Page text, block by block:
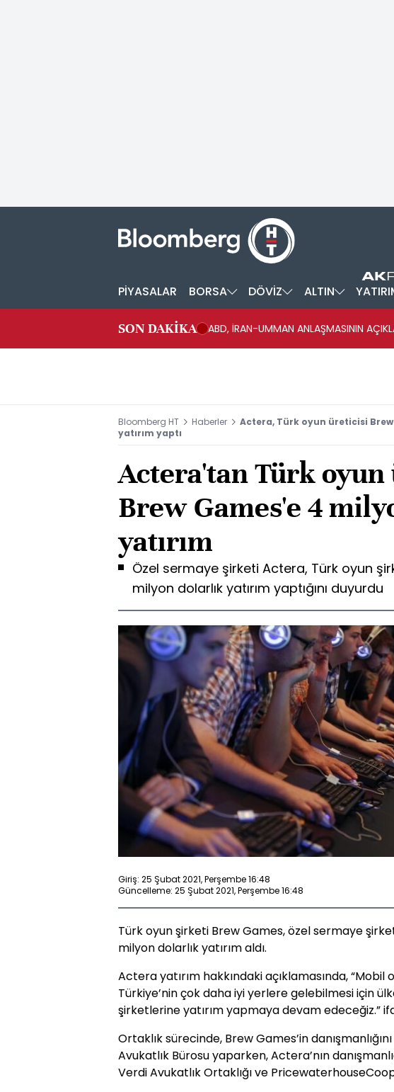
PİYASALAR BORSA DÖVİZ ALTIN
SON DAKİKA ABD, İRAN-UMMAN ANLAŞMASININ
Bloomberg HT Haberler
Actera, Türk oyun üreticisi
yatırım yaptı
Actera'tan Türk
Brew Games'e 4
yatırım
Özel sermaye şirketi Actera, Türk oyun
milyon dolarlık yatırım yaptığını duyurdu
Giriş: 25 Şubat 2021, Perşembe 16:48
Güncelleme: 25 Şubat 2021, Perşembe 16:48
Türk oyun şirketi Brew Games, özel sermaye
milyon dolarlık yatırım aldı.
Actera yatırım hakkındaki açıklamasında,
Türkiye’nin çok daha iyi yerlere gelebilmesi için
şirketlerine yatırım yapmaya devam edeceğiz.”
Ortaklık sürecinde, Brew Games’in
Avukatlık Bürosu yaparken, Actera’nın
Verdi Avukatlık Ortaklığı ve